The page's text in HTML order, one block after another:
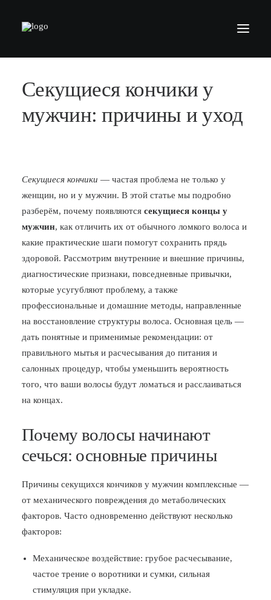
БАРБЕРШОПЫ
КОНТАКТЫ
ВАКАНСИИ
АКАДЕМИЯ БАРБЕРОВ
МОДЕЛЯМ
БЛОГ
Секущиеся кончики у
мужчин: причины и уход
Секущиеся кончики — частая проблема не только у
женщин, но и у мужчин. В этой статье мы подробно
разберём, почему появляются секущиеся концы у
мужчин, как отличить их от обычного ломкого волоса и
какие практические шаги помогут сохранить прядь
здоровой. Рассмотрим внутренние и внешние причины,
диагностические признаки, повседневные привычки,
которые усугубляют проблему, а также
профессиональные и домашние методы, направленные
на восстановление структуры волоса. Основная цель —
дать понятные и применимые рекомендации: от
правильного мытья и расчесывания до питания и
салонных процедур, чтобы уменьшить вероятность
того, что ваши волосы будут ломаться и расслаиваться
на концах.
Почему волосы начинают
сечься: основные причины
Причины секущихся кончиков у мужчин комплексные —
от механического повреждения до метаболических
факторов. Часто одновременно действуют несколько
факторов:
Механическое воздействие: грубое расчесывание,
частое трение о воротники и сумки, сильная
стимуляция при укладке.